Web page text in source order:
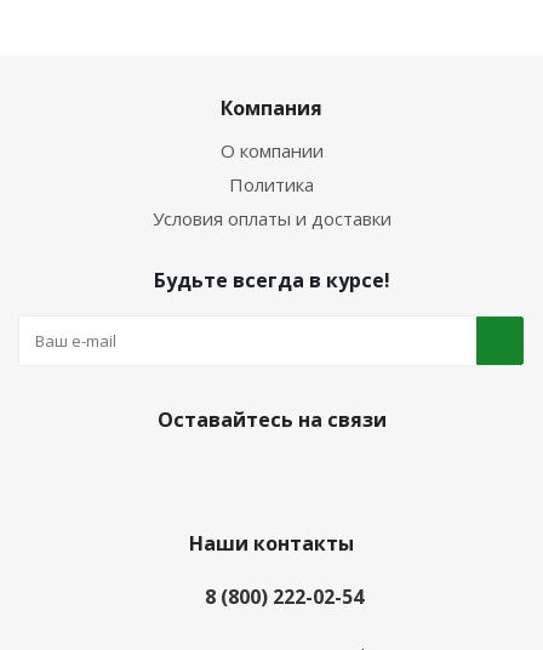
Компания
О компании
Политика
Условия оплаты и доставки
Будьте всегда в курсе!
Оставайтесь на связи
Наши контакты
8 (800) 222-02-54